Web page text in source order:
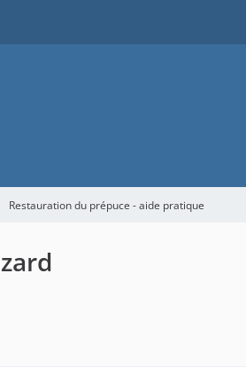
Restauration du prépuce - aide pratique